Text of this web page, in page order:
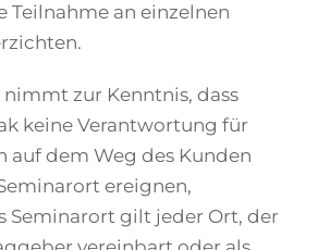
Teilnahme an einzelnen
nimmt zur Kenntnis, dass
keine Verantwortung für
auf dem Weg des Kunden
ereignen,
Seminarort gilt jeder Ort, der